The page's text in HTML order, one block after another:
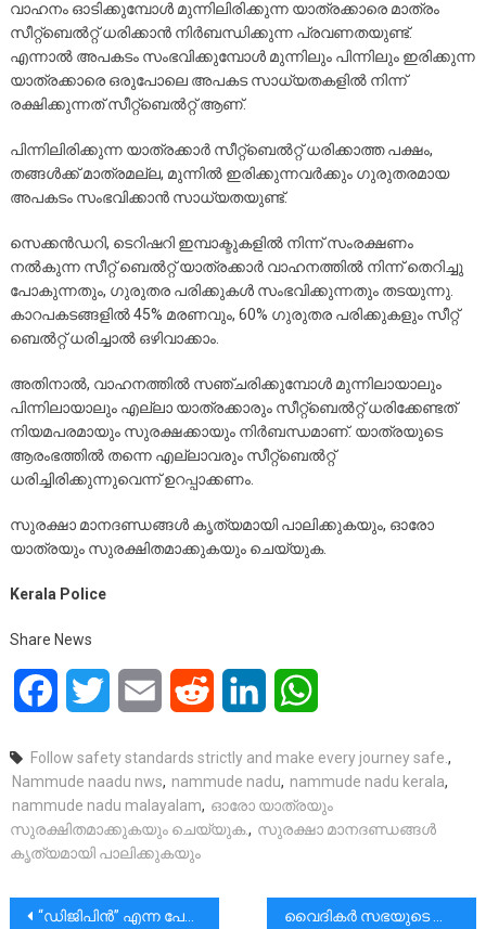
വാഹനം ഓടിക്കുമ്പോൾ മുന്നിലിരിക്കുന്ന യാത്രക്കാരെ മാത്രം
സീറ്റ്ബെൽറ്റ് ധരിക്കാൻ നിർബന്ധിക്കുന്ന പ്രവണതയുണ്ട്.
എന്നാൽ അപകടം സംഭവിക്കുമ്പോൾ മുന്നിലും പിന്നിലും ഇരിക്കുന്ന
യാത്രക്കാരെ ഒരുപോലെ അപകട സാധ്യതകളിൽ നിന്ന്
രക്ഷിക്കുന്നത് സീറ്റ്ബെൽറ്റ് ആണ്.
പിന്നിലിരിക്കുന്ന യാത്രക്കാർ സീറ്റ്ബെൽറ്റ് ധരിക്കാത്ത പക്ഷം,
തങ്ങൾക്ക് മാത്രമല്ല, മുന്നിൽ ഇരിക്കുന്നവർക്കും ഗുരുതരമായ
അപകടം സംഭവിക്കാൻ സാധ്യതയുണ്ട്.
സെക്കൻഡറി, ടെറിഷറി ഇമ്പാക്ടുകളിൽ നിന്ന് സംരക്ഷണം
നൽകുന്ന സീറ്റ് ബെൽറ്റ് യാത്രക്കാർ വാഹനത്തിൽ നിന്ന് തെറിച്ചു
പോകുന്നതും, ഗുരുതര പരിക്കുകൾ സംഭവിക്കുന്നതും തടയുന്നു.
കാറപകടങ്ങളിൽ 45% മരണവും, 60% ഗുരുതര പരിക്കുകളും സീറ്റ്
ബെൽറ്റ് ധരിച്ചാൽ ഒഴിവാക്കാം.
അതിനാൽ, വാഹനത്തിൽ സഞ്ചരിക്കുമ്പോൾ മുന്നിലായാലും
പിന്നിലായാലും എല്ലാ യാത്രക്കാരും സീറ്റ്ബെൽറ്റ് ധരിക്കേണ്ടത്
നിയമപരമായും സുരക്ഷക്കായും നിർബന്ധമാണ്. യാത്രയുടെ
ആരംഭത്തിൽ തന്നെ എല്ലാവരും സീറ്റ്ബെൽറ്റ്
ധരിച്ചിരിക്കുന്നുവെന്ന് ഉറപ്പാക്കണം.
സുരക്ഷാ മാനദണ്ഡങ്ങൾ കൃത്യമായി പാലിക്കുകയും, ഓരോ
യാത്രയും സുരക്ഷിതമാക്കുകയും ചെയ്യുക.
Kerala Police
Share News
FacebookTwitter Email Reddit LinkedIn
Follow safety standards strictly and make every journey safe.,
Nammude naadu nws, nammude nadu, nammude nadu kerala,
nammude nadu malayalam, ഓരോ യാത്രയും
സുരക്ഷിതമാക്കുകയും ചെയ്യുക., സുരക്ഷാ മാനദണ്ഡങ്ങൾ
കൃത്യമായി പാലിക്കുകയും
പോസ്റ്റുകളിലൂടെ
“ഡിജിപിൻ” എന്ന പേരിൽ ഒരു ഡിജിറ്റൽ പിൻകോഡ് സിസ്റ്റം | UPI പോലെ ഒരു ഡിജിറ്റൽ പബ്ലിക്ക് ഇൻഫ്രാസ്ട്രക്ചർ (DPI) ആയിട്ടാണ് ഡിജിപിൻ വിഭാവനം ചെയ്തിരിക്കുന്നത്. വൈദികർ സഭയുടെ ഐക്യത്തിനായി നിരന്തരം പ്രാർത്ഥിക്കണം: ലെയോ പതിനാലാമൻ പാപ്പ